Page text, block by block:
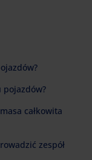
pojazdów?
całkowita
zespół